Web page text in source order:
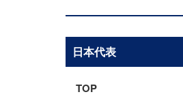
日本代表
TOP